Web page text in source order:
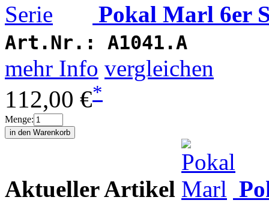
Pokal Marl 6er
Art.Nr.: A1041.A
mehr Info vergleichen
112,00 €*
Menge:
Aktueller Artikel